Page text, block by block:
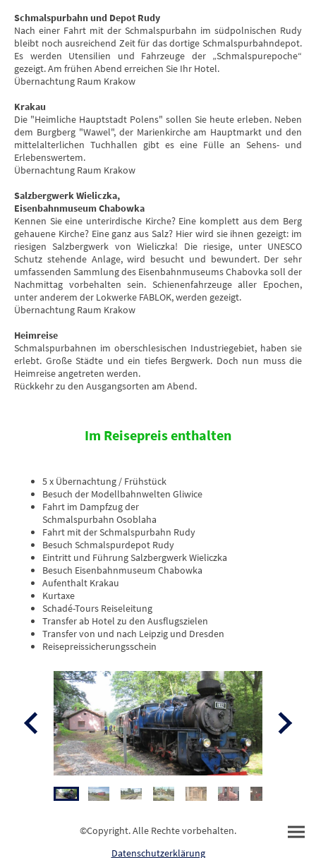
Schmalspurbahn und Depot Rudy
Nach einer Fahrt mit der Schmalspurbahn im südpolnischen Rudy
bleibt noch ausreichend Zeit für das dortige Schmalspurbahndepot.
Es werden Utensilien und Fahrzeuge der „Schmalspurepoche“
gezeigt. Am frühen Abend erreichen Sie Ihr Hotel.
Übernachtung Raum Krakow
Krakau
Die "Heimliche Hauptstadt Polens" sollen Sie heute erleben. Neben
dem Burgberg "Wawel", der Marienkirche am Hauptmarkt und den
mittelalterlichen Tuchhallen gibt es eine Fülle an Sehens- und
Erlebenswertem.
Übernachtung Raum Krakow
Salzbergwerk Wieliczka,
Eisenbahnmuseum Chabowka
Kennen Sie eine unterirdische Kirche? Eine komplett aus dem Berg
gehauene Kirche? Eine ganz aus Salz? Hier wird sie ihnen gezeigt: im
riesigen Salzbergwerk von Wieliczka! Die riesige, unter UNESCO
Schutz stehende Anlage, wird besucht und bewundert. Der sehr
umfassenden Sammlung des Eisenbahnmuseums Chabovka soll der
Nachmittag vorbehalten sein. Schienenfahrzeuge aller Epochen,
unter anderem der Lokwerke FABLOK, werden gezeigt.
Übernachtung Raum Krakow
Heimreise
Schmalspurbahnen im oberschlesischen Industriegebiet, haben sie
erlebt. Große Städte und ein tiefes Bergwerk. Doch nun muss die
Heimreise angetreten werden.
Rückkehr zu den Ausgangsorten am Abend.
Im Reisepreis enthalten
5 x Übernachtung / Frühstück
Besuch der Modellbahnwelten Gliwice
Fahrt im Dampfzug der
Schmalspurbahn Osoblaha
Fahrt mit der Schmalspurbahn Rudy
Besuch Schmalspurdepot Rudy
Eintritt und Führung Salzbergwerk Wieliczka
Besuch Eisenbahnmuseum Chabowka
Aufenthalt Krakau
Kurtaxe
Schadé-Tours Reiseleitung
Transfer ab Hotel zu den Ausflugszielen
Transfer von und nach Leipzig und Dresden
Reisepreissicherungsschein
©Copyright. Alle Rechte vorbehalten.
Datenschutzerklärung